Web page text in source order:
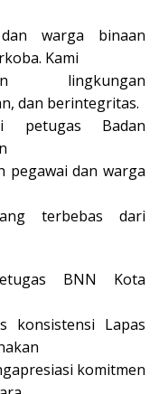
warga binaan
Kami
lingkungan
dan berintegritas.
petugas Badan
pegawai dan warga
terbebas dari
BNN Kota
konsistensi Lapas
komitmen